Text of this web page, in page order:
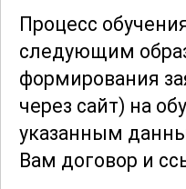
Особое внимание
гигиены рук,
использования
индивидуальной
созданию и
среды для
Процесс
следующим
формирования
через сайт) на
указанным
Вам договор и